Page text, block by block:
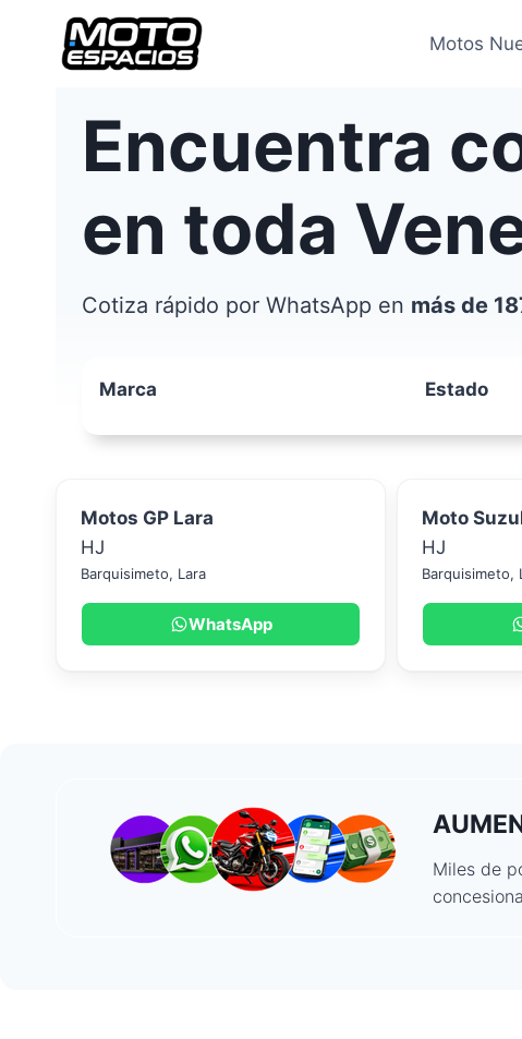
contenido
Motos
Encuentra
en toda
Cotiza rápido por WhatsApp en más de
Marca Estado
Motos GP Lara
HJ
Barquisimeto, Lara
WhatsApp
Moto
HJ
Barquisimeto,
Miles de